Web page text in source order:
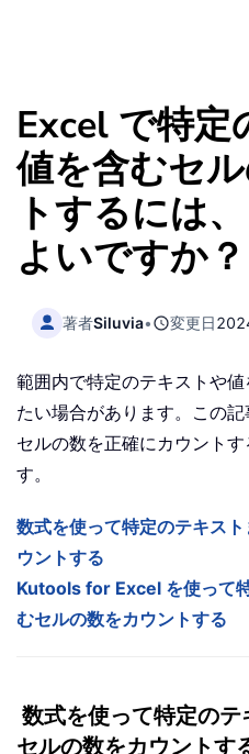
Excel で特定
値を含むセ
トするには
よいですか？
著者Siluvia• 変更日
範囲内で特定のテキストや
たい場合があります。この
セルの数を正確にカウント
す。
数式を使って特定のテキス
ウントする
Kutools for Excel を使って
むセルの数をカウントする
数式を使って特定の
セルの数をカウントす